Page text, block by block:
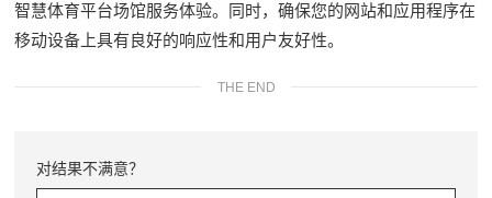
智慧体育平台场馆服务体验。同时，确保您的网站和应用程序在
移动设备上具有良好的响应性和用户友好性。
THE END
对结果不满意？